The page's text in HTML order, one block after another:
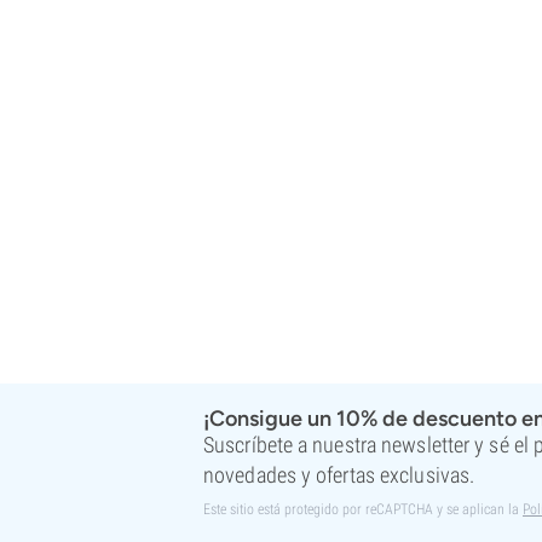
¡Consigue un 10% de descuento
Suscríbete a nuestra newsletter y sé el
novedades y ofertas exclusivas.
Este sitio está protegido por reCAPTCHA y se aplican la